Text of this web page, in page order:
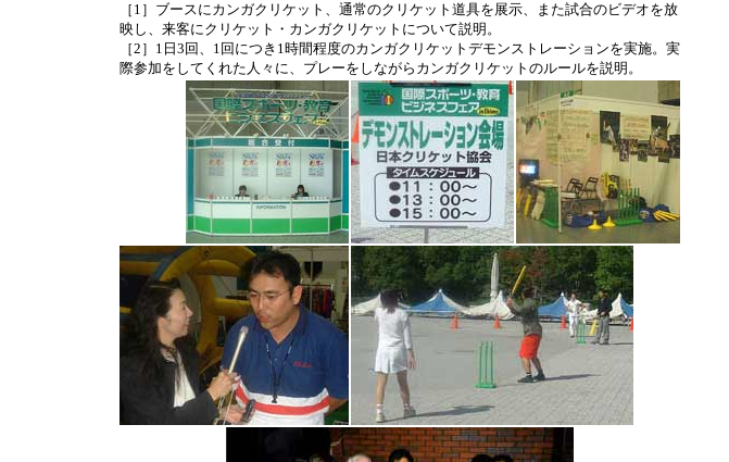
［1］ブースにカンガクリケット、通常のクリケット道具を展示、また試合のビデオを放
映し、来客にクリケット・カンガクリケットについて説明。
［2 ］1日3回、1回につき1時間程度のカンガクリケットデモンストレーションを実施。実
際参加をしてくれた人々に、プレーをしながらカンガクリケットのルールを説明。